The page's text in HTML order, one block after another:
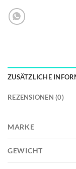
ZUSÄTZLICHE
REZENSIONEN (0)
MARKE
GEWICHT